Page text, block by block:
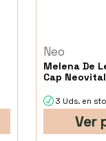
Neo
Melena De
Cap Neovital
3 Uds. en
Ver